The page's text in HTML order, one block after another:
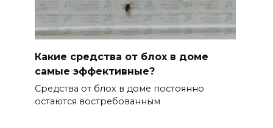
Какие средства от блох в доме
самые эффективные?
Средства от блох в доме постоянно
остаются востребованным